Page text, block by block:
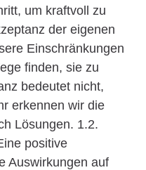
um kraftvoll zu
der eigenen
Einschränkungen
finden, sie zu
bedeutet nicht,
erkennen wir die
Lösungen. 1.2.
positive
Auswirkungen auf